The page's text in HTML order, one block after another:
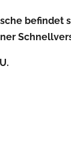
befindet